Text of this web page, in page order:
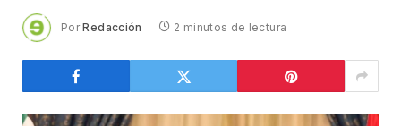
Por Redacción 2 minutos de lectura